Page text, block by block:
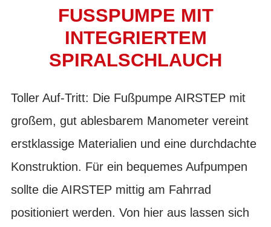
FUSSPUMPE MIT I
NTEGRIERTEM S
PIRALSCHLAUCH
Toller Auf-Tritt: Die Fußpumpe AIRSTEP mit
großem, gut ablesbarem Manometer vereint
erstklassige Materialien und eine durchdachte
Konstruktion. Für ein bequemes Aufpumpen
sollte die AIRSTEP mittig am Fahrrad
positioniert werden. Von hier aus lassen sich